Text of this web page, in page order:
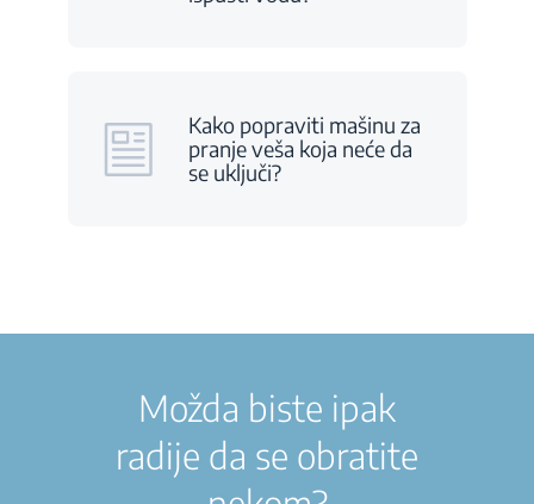
Kako popraviti mašinu za
pranje veša koja neće da
se uključi?
Možda biste ipak
radije da se obratite